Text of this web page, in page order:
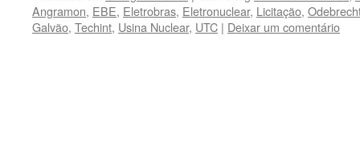
Angramon, EBE, Eletrobras, Eletronuclear, Licitação,
Galvão, Techint, Usina Nuclear, UTC | Deixar um comentário